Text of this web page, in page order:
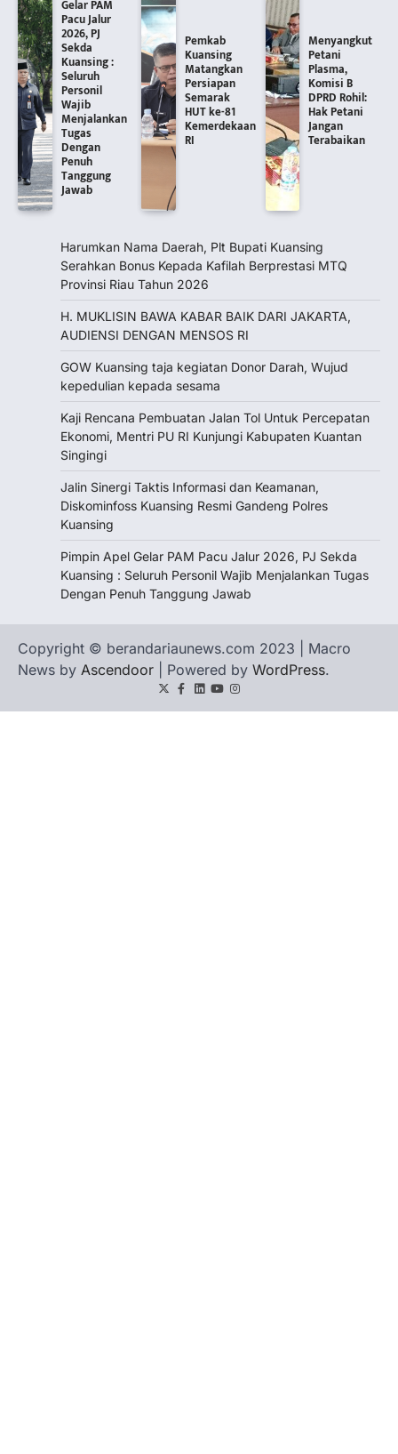
Gelar PAM
Pacu Jalur
2026, PJ
Sekda
Kuansing :
Seluruh
Personil
Wajib
Menjalankan
Tugas
Dengan
Penuh
Tanggung
Jawab
Pemkab
Kuansing
Matangkan
Persiapan
Semarak
HUT ke-81
Kemerdekaan
RI
Menyangkut
Petani
Plasma,
Komisi B
DPRD Rohil:
Hak Petani
Jangan
Terabaikan
Harumkan Nama Daerah, Plt Bupati Kuansing
Serahkan Bonus Kepada Kafilah Berprestasi MTQ
Provinsi Riau Tahun 2026
H. MUKLISIN BAWA KABAR BAIK DARI JAKARTA,
‎AUDIENSI DENGAN MENSOS RI
GOW Kuansing taja kegiatan Donor Darah, Wujud
kepedulian kepada sesama
Kaji Rencana Pembuatan Jalan Tol Untuk Percepatan
Ekonomi, Mentri PU RI Kunjungi Kabupaten Kuantan
Singingi
Jalin Sinergi Taktis Informasi dan Keamanan,
Diskominfoss Kuansing Resmi Gandeng Polres
Kuansing
Pimpin Apel Gelar PAM Pacu Jalur 2026, PJ Sekda
Kuansing : Seluruh Personil Wajib Menjalankan Tugas
Dengan Penuh Tanggung Jawab
Copyright © berandariaunews.com 2023 | Macro
News by Ascendoor | Powered by WordPress.